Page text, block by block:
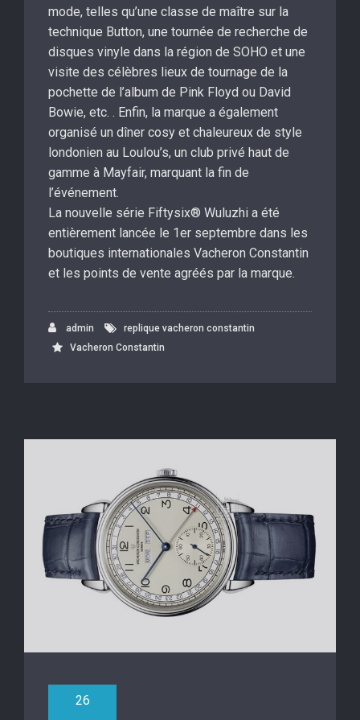
mode, telles qu’une classe de maître sur la
technique Button, une tournée de recherche de
disques vinyle dans la région de SOHO et une
visite des célèbres lieux de tournage de la
pochette de l’album de Pink Floyd ou David
Bowie, etc. . Enfin, la marque a également
organisé un dîner cosy et chaleureux de style
londonien au Loulou’s, un club privé haut de
gamme à Mayfair, marquant la fin de
l’événement.
La nouvelle série Fiftysix® Wuluzhi a été
entièrement lancée le 1er septembre dans les
boutiques internationales Vacheron Constantin
et les points de vente agréés par la marque.
admin
replique vacheron constantin
Vacheron Constantin
26